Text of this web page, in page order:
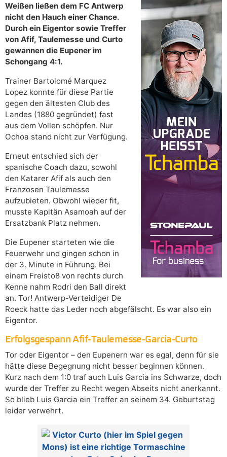
Weißen ließen dem FC Antwerp
nicht den Hauch einer Chance.
Durch ein Eigentor sowie Treffer
von Afif, Taulemesse und Curto
gewannen die Eupener im
Schongang 4:1.
Trainer Bartolomé Marquez
Lopez konnte für diese Partie
gegen den ältesten Club des
Landes (1880 gegründet) fast
aus dem Vollen schöpfen. Nur
Ochoa stand nicht zur Verfügung.
Erneut entschied sich der
spanische Coach dazu, sowohl
den Katarer Afif als auch den
Franzosen Taulemesse
aufzubieten. Obwohl wieder fit,
musste Kapitän Asamoah auf der
Ersatzbank Platz nehmen.
Die Eupener starteten wie die
Feuerwehr und gingen schon in
der 3. Minute in Führung. Bei
einem Freistoß von rechts durch
Kenne nahm Rodri den Ball direkt
an. Tor! Antwerp-Verteidiger De
Roeck hatte das Leder noch abgefälscht. Es war also ein
Eigentor.
Erfolgsgespann Afif-Taulemesse-Garcia-Curto
Tor oder Eigentor – den Eupenern war es egal, denn für sie
hätte diese Begegnung nicht besser beginnen können.
Kurz nach dem 1:0 traf auch Luis Garcia ins Schwarze, doch
wurde der Treffer zu Recht wegen Abseits nicht anerkannt.
So blieb Luis Garcia ein Treffer an seinem 34. Geburtstag
leider verwehrt.